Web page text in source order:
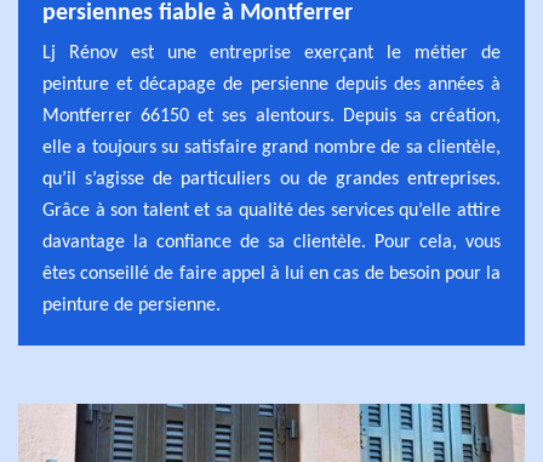
persiennes fiable à Montferrer
Lj Rénov est une entreprise exerçant le métier de
peinture et décapage de persienne depuis des années à
Montferrer 66150 et ses alentours. Depuis sa création,
elle a toujours su satisfaire grand nombre de sa clientèle,
qu’il s’agisse de particuliers ou de grandes entreprises.
Grâce à son talent et sa qualité des services qu’elle attire
davantage la confiance de sa clientèle. Pour cela, vous
êtes conseillé de faire appel à lui en cas de besoin pour la
peinture de persienne.